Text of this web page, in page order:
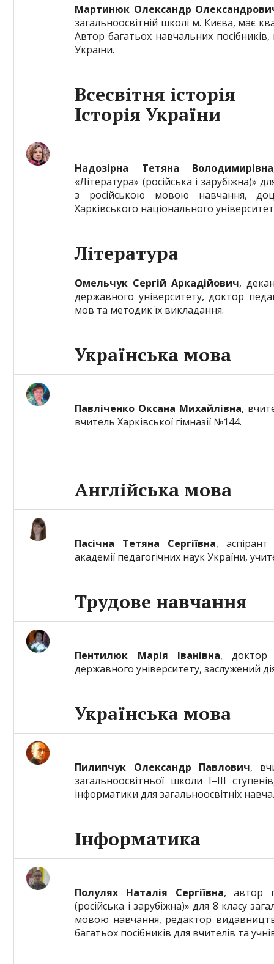
Мартинюк Олександр
загальноосвітній школі м. Києва, має
Автор багатьох навчальних
України.
Всесвітня історія
Історія України
Надозірна Тетяна Володимирівна
«Література» (російська і зарубіжна)»
з російською мовою навчання,
Харківського національного
Література
Омельчук Сергій Аркадійович,
державного університету, доктор
мов та методик їх викладання.
Українська мова
Павліченко Оксана Михайлівна,
вчитель Харківської гімназії №144.
Англійська мова
Пасічна Тетяна Сергіївна,
академії педагогічних наук України,
Трудове навчання
Пентилюк Марія Іванівна, доктор
державного університету, заслужений
Українська мова
Пилипчук Олександр Павлович,
загальноосвітньої школи І–ІІІ
інформатики для загальноосвітніх
Інформатика
Полулях Наталія Сергіївна, автор
(російська і зарубіжна)» для 8 класу
мовою навчання, редактор
багатьох посібників для вчителів та